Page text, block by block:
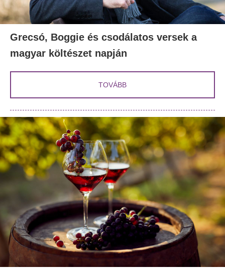
Grecsó, Boggie és csodálatos versek a
magyar költészet napján
TOVÁBB